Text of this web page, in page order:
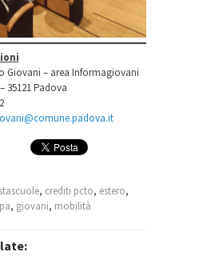
Giovani – area Informagiovani
35121 Padova
, crediti pcto, estero,
, giovani, mobilità